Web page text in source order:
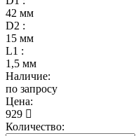
42 мм
D2 :
15 мм
L1 :
1,5 мм
Наличие:
по запросу
Цена:
929
Количество: